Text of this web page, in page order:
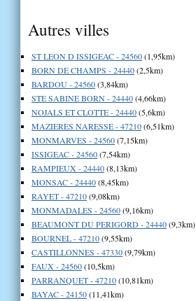
Autres villes
ST LEON D ISSIGEAC - 24560(1,95km)
BORN DE CHAMPS - 24440(2,5km)
BARDOU - 24560(3,84km)
STE SABINE BORN - 24440(4,66km)
NOJALS ET CLOTTE - 24440(5,6km)
MAZIERES NARESSE - 47210(6,51km)
MONMARVES - 24560(7,15km)
ISSIGEAC - 24560(7,54km)
RAMPIEUX - 24440(8,13km)
MONSAC - 24440(8,45km)
RAYET - 47210(9,08km)
MONMADALES - 24560(9,16km)
BEAUMONT DU PERIGORD - 24440(9,3km)
BOURNEL - 47210(9,55km)
CASTILLONNES - 47330(9,79km)
FAUX - 24560(10,5km)
PARRANQUET - 47210(10,81km)
BAYAC - 24150(11,41km)